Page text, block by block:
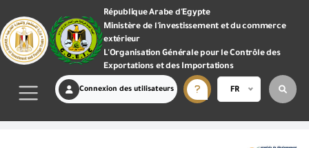
République Arabe d'Egypte
Ministère de l'investissement et du commerce
extérieur
L'Organisation Générale pour le Contrôle des
Exportations et des Importations
Connexion des utilisateurs FR